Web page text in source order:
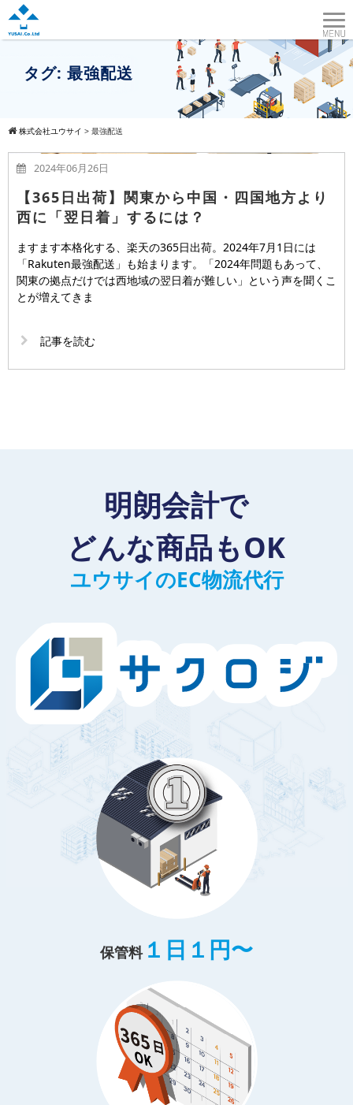
タグ: 最強配送
株式会社ユウサイ > 最強配送
2024年06月26日
【365日出荷】関東から中国・四国地方より
西に「翌日着」するには？
ますます本格化する、楽天の365日出荷。2024年7月1日には
「Rakuten最強配送」も始まります。「2024年問題もあって、
関東の拠点だけでは西地域の翌日着が難しい」という声を聞くこ
とが増えてきま
記事を読む
明朗会計で
どんな商品もOK
ユウサイのEC物流代行
保管料１日１円〜